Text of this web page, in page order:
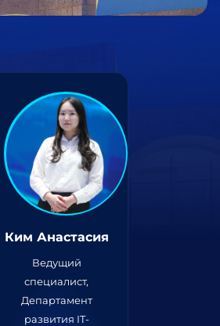
Ким Анастасия
Ведущий
специалист,
Департамент
развития IT-